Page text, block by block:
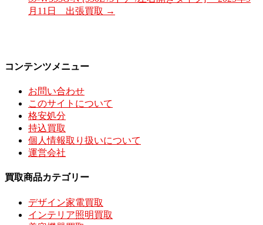
月11日 出張買取 →
コンテンツメニュー
お問い合わせ
このサイトについて
格安処分
持込買取
個人情報取り扱いについて
運営会社
買取商品カテゴリー
デザイン家電買取
インテリア照明買取